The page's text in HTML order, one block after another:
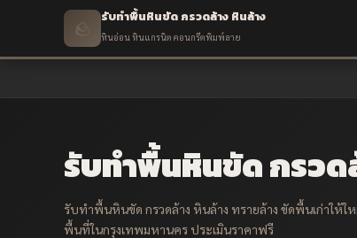
รับทำพื้นหินขัด กรวดล้าง หินล้าง
หินอ่อน หินแกรนิต คอนกรีตพิมพ์ลาย
รับทำพื้นหินขัด กรวด
รับทำพื้นหินขัด กรวดล้าง หินล้าง ทรายล้าง ขัดพื้นเก่าใ
พื้นที่ในกรุงเทพมหานคร ประเมินราคาฟรี